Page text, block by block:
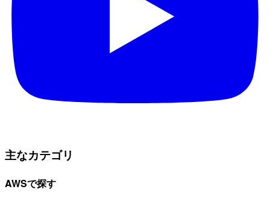
主なカテゴリ
AWSで探す